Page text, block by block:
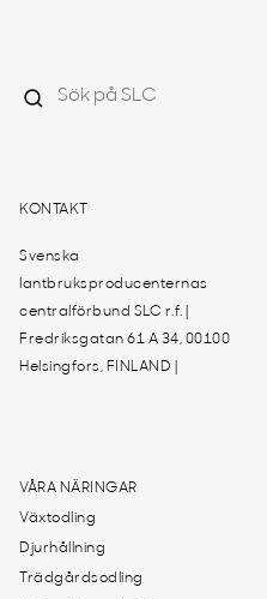
KONTAKT
Svenska
lantbruksproducenternas
centralförbund SLC r.f. |
Fredriksgatan 61 A 34, 00100
Helsingfors, FINLAND |
VÅRA NÄRINGAR
Växtodling
Djurhållning
Trädgårdsodling